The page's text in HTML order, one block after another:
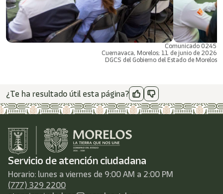
Comunicado 0245
Cuernavaca, Morelos; 11 de junio de 2026
DGCS del Gobierno del Estado de Morelos
¿Te ha resultado útil esta página?
Servicio de atención ciudadana
Horario: lunes a viernes de 9:00 AM a 2:00 PM
(777) 329 2200